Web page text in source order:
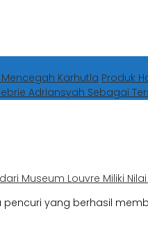
Karhutla Produk
Adriansyah Sebagai
Museum Louvre Miliki
pencuri yang berhasil